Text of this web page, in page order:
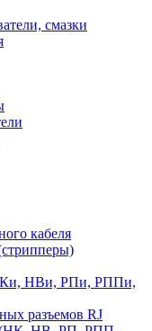
смазки
кабеля
НВи, РПи, РППи,
разъемов RJ